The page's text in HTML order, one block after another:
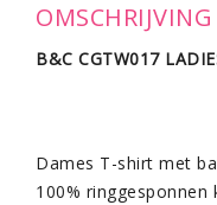
OMSCHRIJVING
B&C CGTW017
Dames T-shirt met
100%